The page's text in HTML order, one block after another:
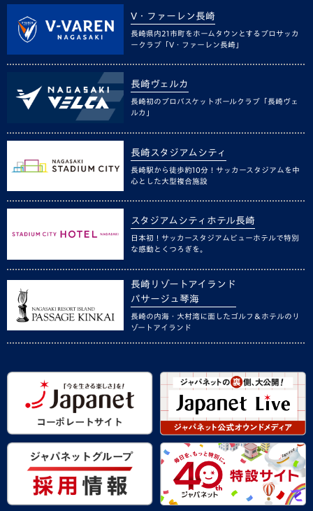
V・ファーレン長崎
長崎県内21市町をホームタウンとするプロサッカ
ークラブ「V・ファーレン長崎」
長崎ヴェルカ
長崎初のプロバスケットボールクラブ「長崎ヴェ
ルカ」
長崎スタジアムシティ
長崎駅から徒歩約10分！サッカースタジアムを中
心とした大型複合施設
スタジアムシティホテル長崎
日本初！サッカースタジアムビューホテルで特別
な感動とくつろぎを。
長崎リゾートアイランド
パサージュ琴海
長崎の内海・大村湾に面したゴルフ＆ホテルのリ
ゾートアイランド